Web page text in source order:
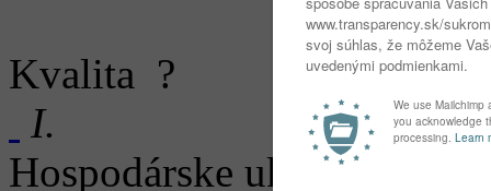
Kvalita ?
I.
Hospodárske ukazovatele